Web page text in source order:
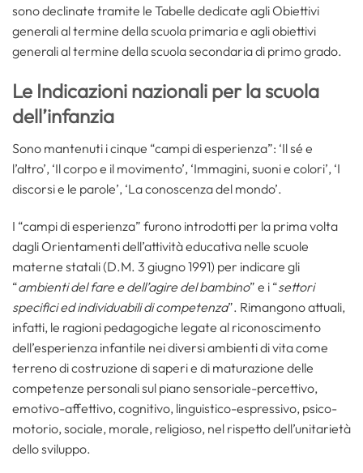
sono declinate tramite le Tabelle dedicate agli Obiettivi
generali al termine della scuola primaria e agli obiettivi
generali al termine della scuola secondaria di primo grado.
Le Indicazioni nazionali per la scuola
dell’infanzia
Sono mantenuti i cinque “campi di esperienza”: ‘Il sé e
l’altro’, ‘Il corpo e il movimento’, ‘Immagini, suoni e colori’, ‘I
discorsi e le parole’, ‘La conoscenza del mondo’.
I “campi di esperienza” furono introdotti per la prima volta
dagli Orientamenti dell’attività educativa nelle scuole
materne statali (D.M. 3 giugno 1991) per indicare gli
“ambienti del fare e dell’agire del bambino” e i “settori
specifici ed individuabili di competenza”. Rimangono attuali,
infatti, le ragioni pedagogiche legate al riconoscimento
dell’esperienza infantile nei diversi ambienti di vita come
terreno di costruzione di saperi e di maturazione delle
competenze personali sul piano sensoriale-percettivo,
emotivo-affettivo, cognitivo, linguistico-espressivo, psico-
motorio, sociale, morale, religioso, nel rispetto dell’unitarietà
dello sviluppo.